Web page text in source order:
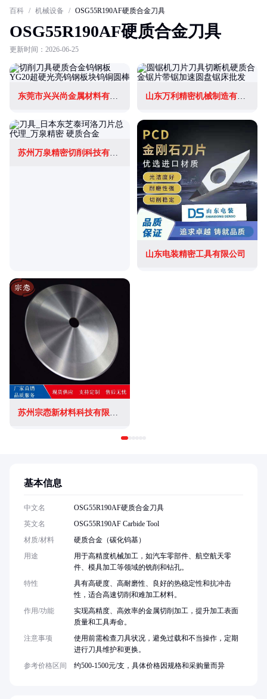
百科 / 机械设备 / OSG55R190AF硬质合金刀具
OSG55R190AF硬质合金刀具
更新时间：2026-06-25
东莞市兴兴尚金属材料有限公司 山东万利精密机械制造有限公司
苏州万泉精密切削科技有限公司
山东电装精密工具有限公司
基本信息
中文名
OSG55R190AF硬质合金刀具
英文名
OSG55R190AF Carbide Tool
材质/材料
硬质合金（碳化钨基）
用途
用于高精度机械加工，如汽车零部件、航空航天零
件、模具加工等领域的铣削和钻孔。
特性
具有高硬度、高耐磨性、良好的热稳定性和抗冲击
性，适合高速切削和难加工材料。
作用/功能
实现高精度、高效率的金属切削加工，提升加工表面
质量和工具寿命。
注意事项
使用前需检查刀具状况，避免过载和不当操作，定期
进行刀具维护和更换。
参考价格区间
约500-1500元/支，具体价格因规格和采购量而异